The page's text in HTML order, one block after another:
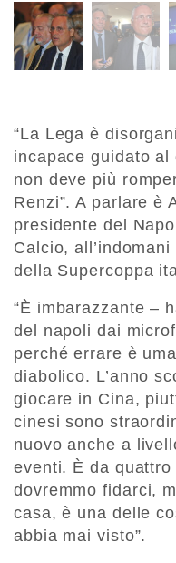
“La Lega è
incapace guidato
non deve più
Renzi”. A parlare è
presidente del
Calcio,
della Supercoppa
“È imbarazzante –
del napoli dai
perché errare è
diabolico. L’anno
giocare in Cina,
cinesi sono
nuovo anche a
eventi. È da
dovremmo fidarci,
casa, è una delle
abbia mai visto”.